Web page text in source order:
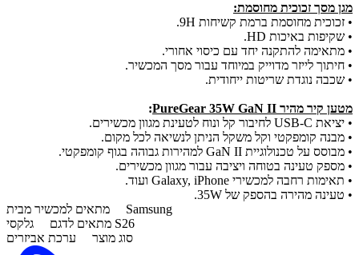
מגן מסך זכוכית מחוסמת:
• זכוכית מחוסמת ברמת קשיחות 9H.
• שקיפות באיכות HD.
• מתאימה להתקנה יחד עם כיסוי אחורי.
• חיתוך לייזר מדוייק במיוחד עבור מסך המכשיר.
• שכבה נוגדת שריטות ייחודית.
מטען קיר מהיר PureGear 35W GaN II
:
• יציאת USB-C לחיבור קל ונוח לטעינת מגוון מכשירים.
• מבנה קומפקטי וקל משקל הניתן לנשיאה לכל מקום.
• מבוסס על טכנולוגיית GaN II למהירות גבוהה בגוף קומפקטי.
• מספק טעינה בטוחה ויציבה עבור מגוון מכשירים.
• תאימות רחבה למכשירי Galaxy, iPhone ועוד.
• טעינה מהירה בהספק של 35W.
מתאים למכשיר מבית Samsung
מתאים לדגם גלקסי S26
סוג מוצר ערכת אביזרים